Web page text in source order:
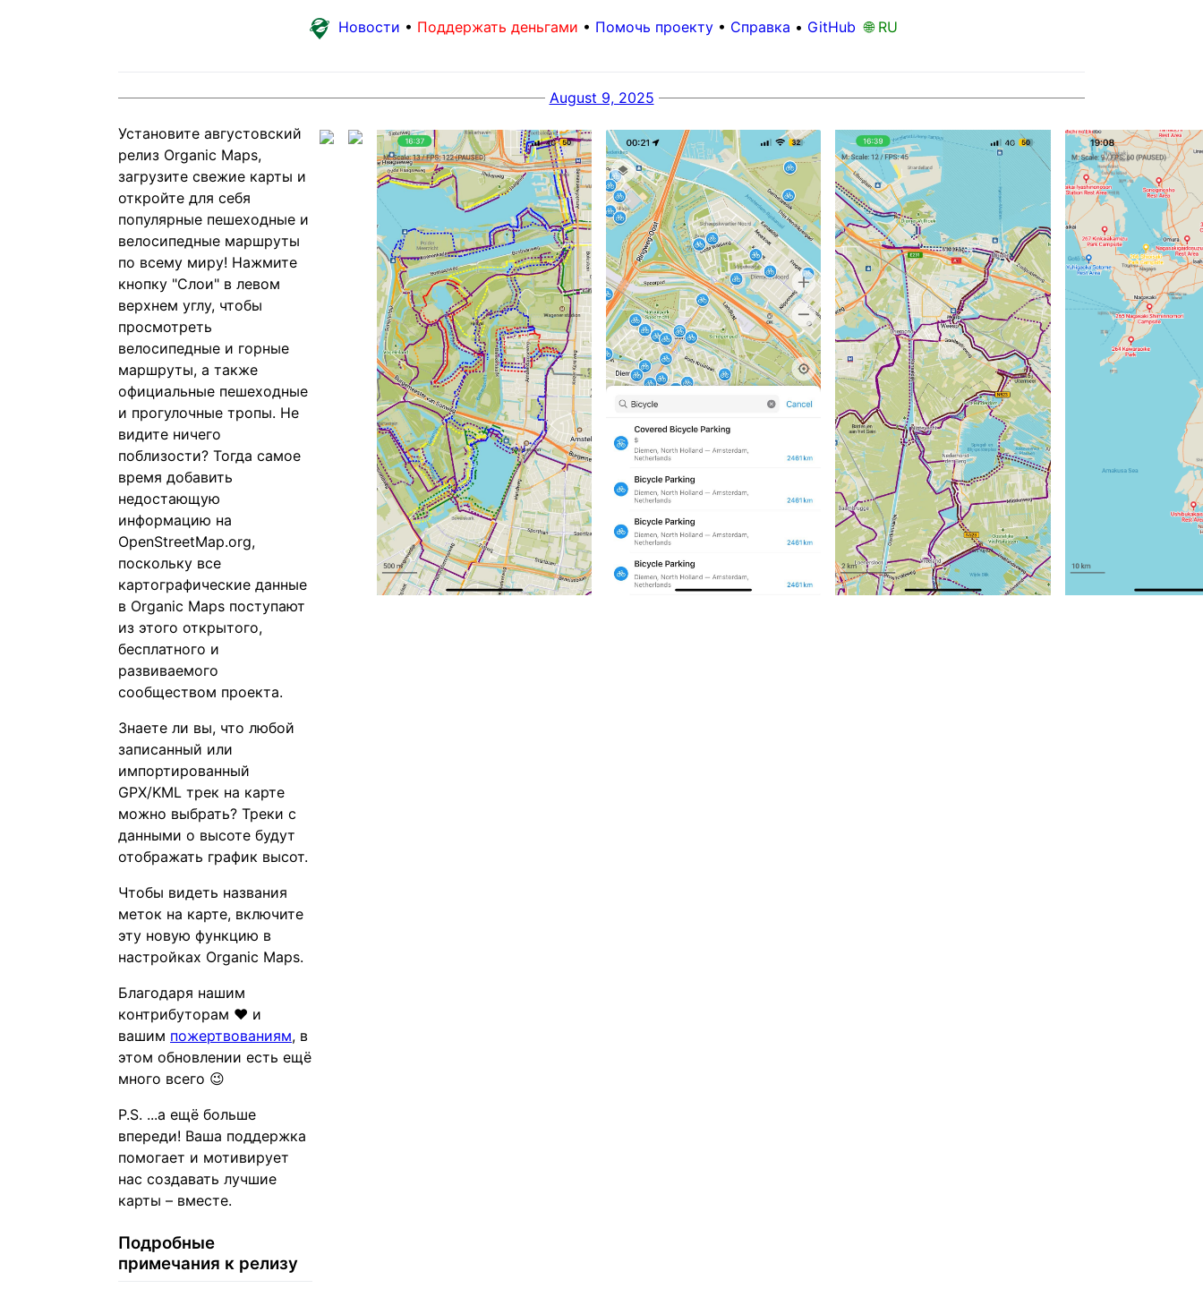
Новости • Поддержать деньгами • Помочь проекту • Справка • GitHub 🌐 RU
August 9, 2025
Установите августовский
релиз Organic Maps,
загрузите свежие карты и
откройте для себя
популярные пешеходные и
велосипедные маршруты
по всему миру! Нажмите
кнопку "Слои" в левом
верхнем углу, чтобы
просмотреть
велосипедные и горные
маршруты, а также
официальные пешеходные
и прогулочные тропы. Не
видите ничего
поблизости? Тогда самое
время добавить
недостающую
информацию на
OpenStreetMap.org,
поскольку все
картографические данные
в Organic Maps поступают
из этого открытого,
бесплатного и
развиваемого
сообществом проекта.
Знаете ли вы, что любой
записанный или
импортированный
GPX/KML трек на карте
можно выбрать? Треки с
данными о высоте будут
отображать график высот.
Чтобы видеть названия
меток на карте, включите
эту новую функцию в
настройках Organic Maps.
Благодаря нашим
контрибуторам ❤️ и
вашим пожертвованиям, в
этом обновлении есть ещё
много всего 😉
P.S. ...а ещё больше
впереди! Ваша поддержка
помогает и мотивирует
нас создавать лучшие
карты – вместе.
Подробные
примечания к релизу